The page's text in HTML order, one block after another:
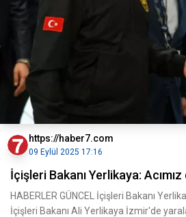
https://haber7.com
09 Eylül 2025 17:16
İçişleri Bakanı Yerlikaya:
HABERLER GÜNCEL İçişleri Bakanı
İçişleri Bakanı Ali Yerlikaya İzmir'de